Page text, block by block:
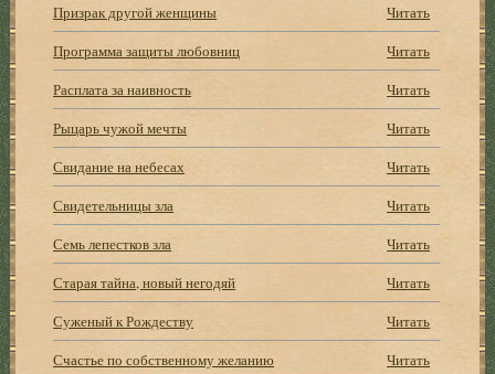
Призрак другой женщины
Читать
Программа защиты любовниц
Читать
Расплата за наивность
Читать
Рыцарь чужой мечты
Читать
Свидание на небесах
Читать
Свидетельницы зла
Читать
Семь лепестков зла
Читать
Старая тайна, новый негодяй
Читать
Суженый к Рождеству
Читать
Счастье по собственному желанию
Читать